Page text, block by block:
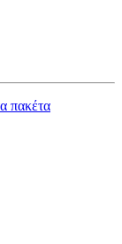
πακέτα